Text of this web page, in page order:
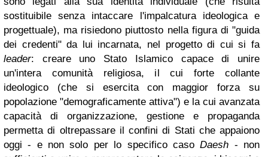
sostituibile senza intaccare l'impalcatura ideologica e
progettuale), ma risiedono piuttosto nella figura di "guida
dei credenti" da lui incarnata, nel progetto di cui si fa
leader: creare uno Stato Islamico capace di unire
un'intera comunità religiosa, il cui forte collante
ideologico (che si esercita con maggior forza su
popolazione "demograficamente attiva") e la cui avanzata
capacità di organizzazione, gestione e propaganda
permetta di oltrepassare il confini di Stati che appaiono
oggi - e non solo per lo specifico casoDaesh - non